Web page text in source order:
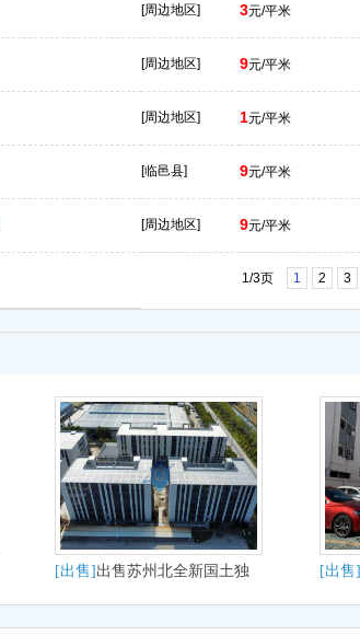
[周边地区] 3元/平米
[周边地区] 9元/平米
[周边地区] 1元/平米
[临邑县] 9元/平米
[周边地区] 9元/平米
1/3页 1 2 3
[出售] 出售苏州北全新国土独
栋分层厂房出售即买即用
[出售]
2500